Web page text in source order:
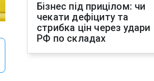
Бізнес під прицілом: чи
чекати дефіциту та
стрибка цін через удари
РФ по складах